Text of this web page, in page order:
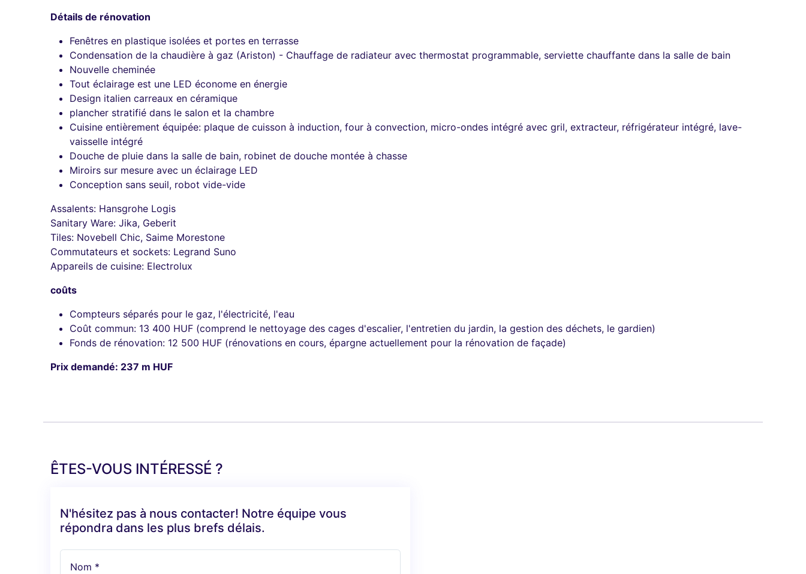
Détails de rénovation
Fenêtres en plastique isolées et portes en terrasse
Condensation de la chaudière à gaz (Ariston) - Chauffage de radiateur avec thermostat programmable, serviette chauffante dans la salle de bain
Nouvelle cheminée
Tout éclairage est une LED économe en énergie
Design italien carreaux en céramique
plancher stratifié dans le salon et la chambre
Cuisine entièrement équipée: plaque de cuisson à induction, four à convection, micro-ondes intégré avec gril, extracteur, réfrigérateur intégré, lave-
vaisselle intégré
Douche de pluie dans la salle de bain, robinet de douche montée à chasse
Miroirs sur mesure avec un éclairage LED
Conception sans seuil, robot vide-vide
Assalents: Hansgrohe Logis
Sanitary Ware: Jika, Geberit
Tiles: Novebell Chic, Saime Morestone
Commutateurs et sockets: Legrand Suno
Appareils de cuisine: Electrolux
coûts
Compteurs séparés pour le gaz, l'électricité, l'eau
Coût commun: 13 400 HUF (comprend le nettoyage des cages d'escalier, l'entretien du jardin, la gestion des déchets, le gardien)
Fonds de rénovation: 12 500 HUF (rénovations en cours, épargne actuellement pour la rénovation de façade)
Prix demandé: 237 m HUF
ÊTES-VOUS INTÉRESSÉ ?
N'hésitez pas à nous contacter! Notre équipe vous
répondra dans les plus brefs délais.
Nom *